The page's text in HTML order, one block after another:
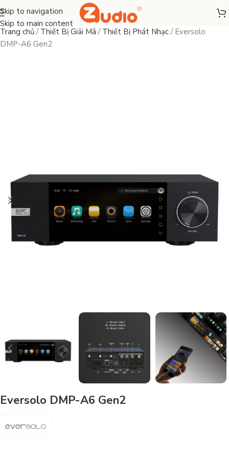
Skip to navigation
Skip to main content
Trang chủ / Thiết Bị Giải Mã / Thiết Bị Phát Nhạc / Eversolo
DMP-A6 Gen2
Eversolo DMP-A6 Gen2